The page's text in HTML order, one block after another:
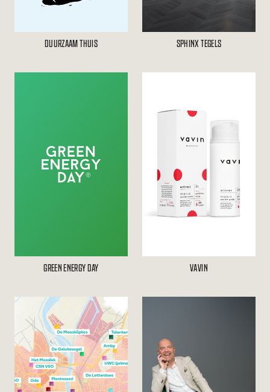
DUURZAAM THUIS SPHINX TEGELS
GREEN ENERGY DAY VAVIN